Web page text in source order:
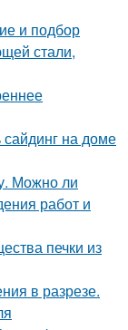
и подбор
стали,
на доме
Можно ли
работ и
печки из
в разрезе.